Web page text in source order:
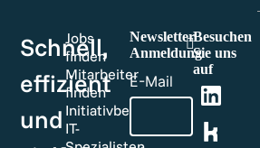
Schnell,
effizient
und
Jobs
finden
Mitarbeiter
finden
Initiativbewerbung
IT-
Newsletter
Anmeldung
E-Mail
Besuchen
Sie uns
auf